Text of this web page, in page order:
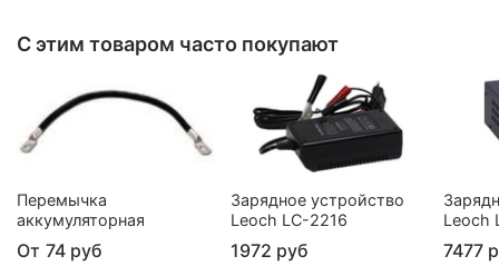
С этим товаром часто покупают
Перемычка
аккумуляторная
От 74 руб
Зарядное устройство
Leoch LC-2216
1972 руб
Leoch
7477